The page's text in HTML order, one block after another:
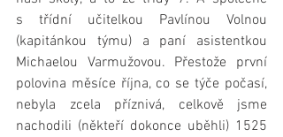
s třídní učitelkou Pavlínou Volnou
(kapitánkou týmu) a paní asistentkou
Michaelou Varmužovou. Přestože první
polovina měsíce října, co se týče počasí,
nebyla zcela příznivá, celkově jsme
nachodili (někteří dokonce uběhli) 1525